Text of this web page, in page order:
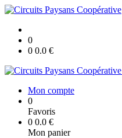
0
0 0.0 €
Mon compte
0
Favoris
0 0.0 €
Mon panier